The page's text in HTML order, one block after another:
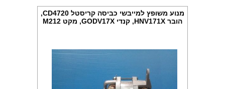
מנוע משופץ למייבשי כביסה קריסטל CD4720,
הובר HNV171X, קנדי GODV17X, מקט M212